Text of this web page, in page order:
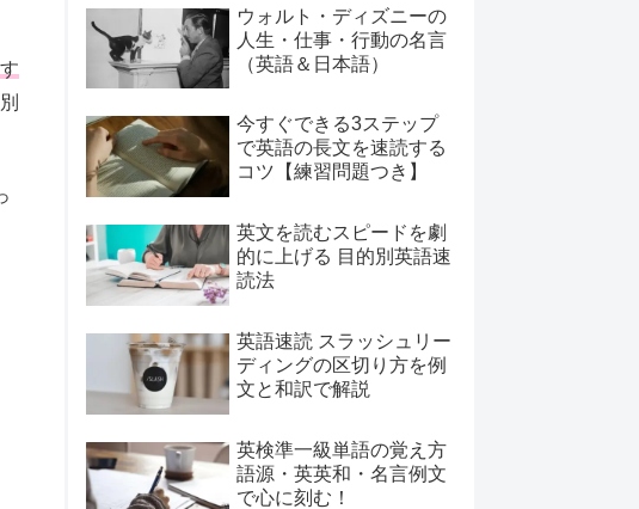
ウォルト・ディズニーの
人生・仕事・行動の名言
（英語＆日本語）
今すぐできる3ステップ
で英語の長文を速読する
コツ【練習問題つき】
英文を読むスピードを劇
的に上げる 目的別英語速
読法
英語速読 スラッシュリー
ディングの区切り方を例
文と和訳で解説
英検準一級単語の覚え方
語源・英英和・名言例文
で心に刻む！